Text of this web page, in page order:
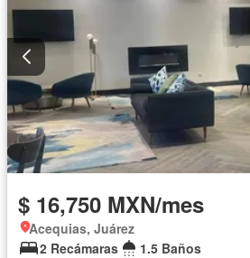
Televisión por cable
Zonas verdes
Completamente
$ 16,750 MXN/mes
Acequias, Juárez
2 Recámaras
1.5 Baños